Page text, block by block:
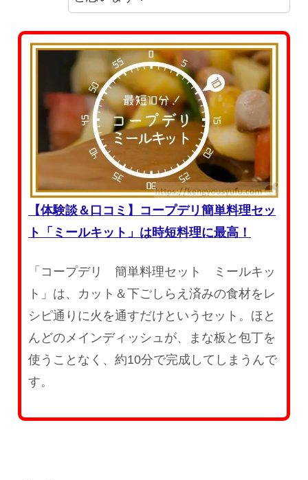
【体験談＆口コミ】コープデリ簡単料理セッ
ト「ミールキット」は時短料理に最高！
「コープデリ 簡単料理セット ミールキッ
ト」は、カット＆下ごしらえ済みの食材をレ
シピ通りに火を通すだけというセット。ほと
んどのメインディッシュが、まな板と包丁を
使うことなく、約10分で完成してしまうんで
す。